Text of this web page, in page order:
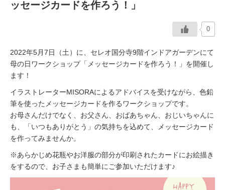
駅から 探す
ッセージカードを作ろう！」
0
2022年5月7日（土）に、セレオ国分寺9階インドアガーデンにて
母の日ワークショップ「メッセージカードを作ろう！」を開催し
ます！
イラストレーターMISORAによるアドバイスを受けながら、色鉛
筆を使ったメッセージカードを作るワークショップです。
お母さんだけでなく、お父さん、おばあちゃん、おじいちゃんに
も、「いつもありがとう」の気持ちを込めて、メッセージカード
を作ってみませんか。
※あらかじめ花瓶やお洋服の部分が印刷されたカードにお絵描き
をするので、お子さまも簡単にご参加いただけます♪